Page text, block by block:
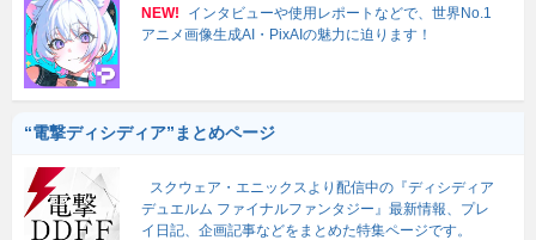
NEW!
インタビューや使用レポートなどで、世界No.1
アニメ画像生成AI・PixAIの魅力に迫ります！
“電撃ディシディア”まとめページ
スクウェア・エニックスより配信中の『ディシディア
デュエルム ファイナルファンタジー』最新情報、プレ
イ日記、企画記事などをまとめた特集ページです。